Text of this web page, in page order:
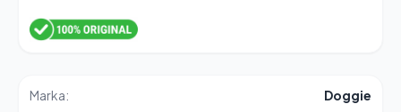
Marka:
Doggie